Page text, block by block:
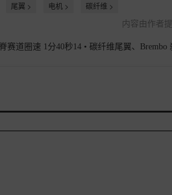
尾翼 > 电机 > 碳纤维 >
内容由作者
赛道圈速 1分40秒14 • 碳纤维尾翼、Brembo